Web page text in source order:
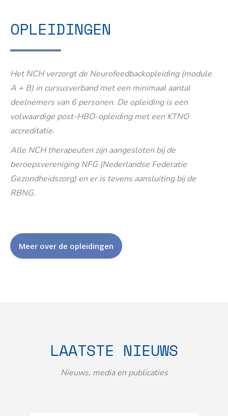
OPLEIDINGEN
Het NCH verzorgt de Neurofeedbackopleiding (module
A + B) in cursusverband met een minimaal aantal
deelnemers van 6 personen. De opleiding is een
volwaardige post-HBO-opleiding met een KTNO
accreditatie.
Alle NCH therapeuten zijn aangesloten bij de
beroepsvereniging NFG (Nederlandse Federatie
Gezondheidszorg) en er is tevens aansluiting bij de
RBNG.
Meer over de opleidingen
LAATSTE NIEUWS
Nieuws, media en publicaties